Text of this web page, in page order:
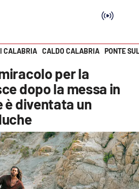
CALABRIA CALDO CALABRIA PONTE
per la
dopo la messa in
è diventata un